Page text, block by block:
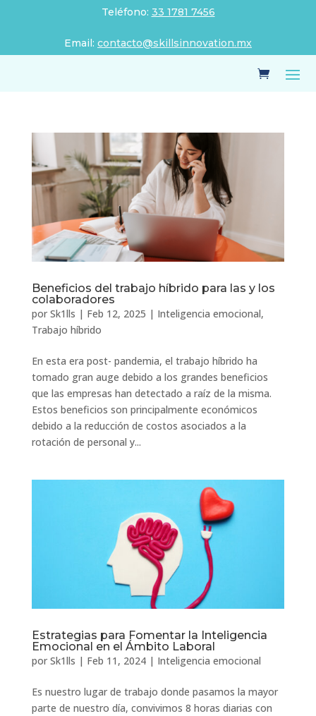
Teléfono: 33 1781 7456
Email: contacto@skillsinnovation.mx
Beneficios del trabajo híbrido para las y los
colaboradores
por Sk1lls | Feb 12, 2025 | Inteligencia emocional,
Trabajo híbrido
En esta era post- pandemia, el trabajo híbrido ha
tomado gran auge debido a los grandes beneficios
que las empresas han detectado a raíz de la misma.
Estos beneficios son principalmente económicos
debido a la reducción de costos asociados a la
rotación de personal y...
Estrategias para Fomentar la Inteligencia
Emocional en el Ámbito Laboral
por Sk1lls | Feb 11, 2024| Inteligencia emocional
Es nuestro lugar de trabajo donde pasamos la mayor
parte de nuestro día, convivimos 8 horas diarias con